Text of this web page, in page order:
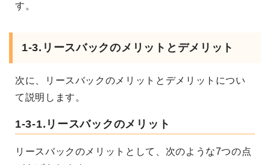
す。
1-3.リースバックのメリットとデメリット
次に、リースバックのメリットとデメリットについ
て説明します。
1-3-1.リースバックのメリット
リースバックのメリットとして、次のような7つの点